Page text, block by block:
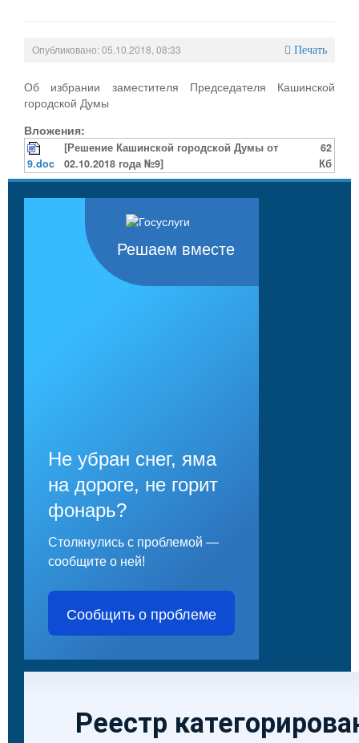
Опубликовано: 05.10.2018, 08:33 Печать
Об избрании заместителя Председателя Кашинской
городской Думы
Вложения:
9.doc
[Решение Кашинской городской Думы от
02.10.2018 года №9]
62
Кб
Решаем вместе
Не убран снег, яма
на дороге, не горит
фонарь?
Столкнулись с проблемой —
сообщите о ней!
Сообщить о проблеме